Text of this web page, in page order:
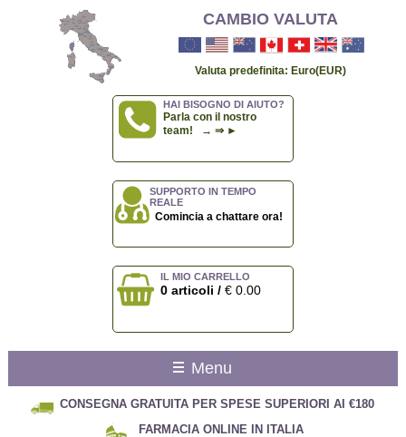
CAMBIO VALUTA
Valuta predefinita: Euro(EUR)
HAI BISOGNO DI AIUTO?
Parla con il nostro
team! → ⇒ ►
SUPPORTO IN TEMPO
REALE
Comincia a chattare ora!
IL MIO CARRELLO
0 articoli /€ 0.00
Menu
CONSEGNA GRATUITA PER SPESE SUPERIORI AI €180
FARMACIA ONLINE IN ITALIA